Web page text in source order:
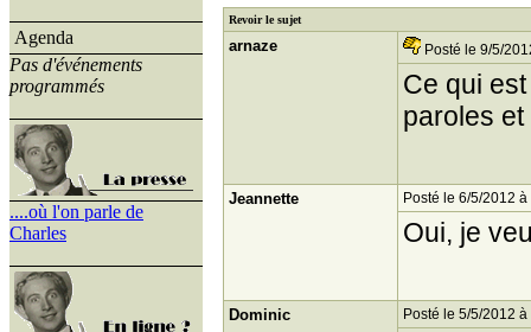
Agenda
Pas d'événements
programmés
....où l'on parle de
Charles
Revoir le sujet
arnaze Posté le 9/5/
Ce qui
paroles
Jeannette Posté le 6/5/2012
Oui, je
Dominic Posté le 5/5/2012